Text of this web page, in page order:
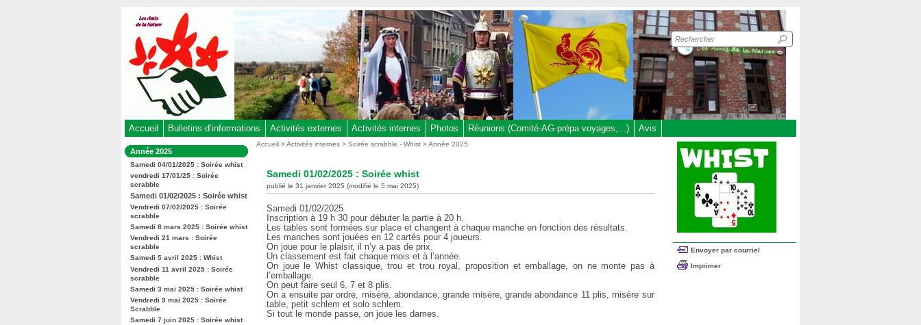
Recherche
sur
le
site
Accueil Bulletins d’informations Activités externes Activités internes Photos Réunions (Comité-AG-prépa voyages,...) Avis
Dans
la
rubrique
:
Année 2025
Samedi 04/01/2025 : Soirée whist
vendredi 17/01/25 : Soirée
scrabble
Samedi 01/02/2025 : Soirée whist
Vendredi 07/02/2025 : Soirée
scrabble
Samedi 8 mars 2025 : Soirée whist
Vendredi 21 mars : Soirée
scrabble
Samedi 5 avril 2025 : Whist
Vendredi 11 avril 2025 : Soirée
scrabble
Samedi 3 mai 2025 : Soirée whist
Vendredi 9 mai 2025 : Soirée
Scrabble
Samedi 7 juin 2025 : Soirée whist
Vous
Accueil >Activités internes >Soirée scrabble - Whist >Année 2025
Samedi 01/02/2025 : Soirée whist
publié le 31 janvier 2025 (modifié le 5 mai 2025)
Samedi 01/02/2025
Inscription à 19 h 30 pour débuter la partie à 20 h.
Les tables sont formées sur place et changent à chaque manche en fonction des résultats.
Les manches sont jouées en 12 cartés pour 4 joueurs.
On joue pour le plaisir, il n’y a pas de prix.
Un classement est fait chaque mois et à l’année.
On joue le Whist classique, trou et trou royal, proposition et emballage, on ne monte pas à
l’emballage.
On peut faire seul 6, 7 et 8 plis.
On a ensuite par ordre, misère, abondance, grande misère, grande abondance 11 plis, misère sur
table, petit schlem et solo schlem.
Si tout le monde passe, on joue les dames.
Envoyer par courriel
Imprimer